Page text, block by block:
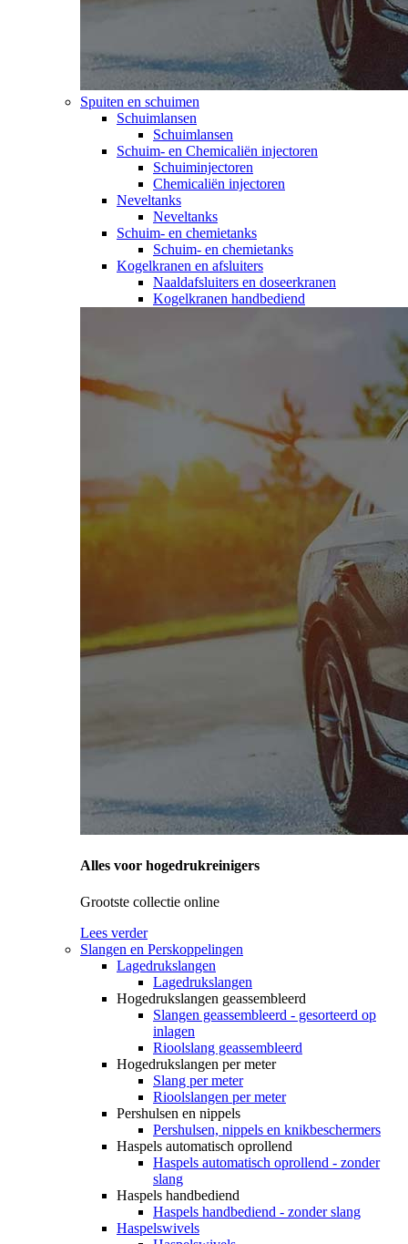
Spuiten en schuimen
Schuimlansen
Schuimlansen
Schuim- en Chemicaliën injectoren
Schuiminjectoren
Chemicaliën injectoren
Neveltanks
Neveltanks
Schuim- en chemietanks
Schuim- en chemietanks
Kogelkranen en afsluiters
Naaldafsluiters en doseerkranen
Kogelkranen handbediend
Alles voor hogedrukreinigers
Grootste collectie online
Lees verder
Slangen en Perskoppelingen
Lagedrukslangen
Lagedrukslangen
Hogedrukslangen geassembleerd
Slangen geassembleerd - gesorteerd op
inlagen
Rioolslang geassembleerd
Hogedrukslangen per meter
Slang per meter
Rioolslangen per meter
Pershulsen en nippels
Pershulsen, nippels en knikbeschermers
Haspels automatisch oprollend
Haspels automatisch oprollend - zonder
slang
Haspels handbediend
Haspels handbediend - zonder slang
Haspelswivels